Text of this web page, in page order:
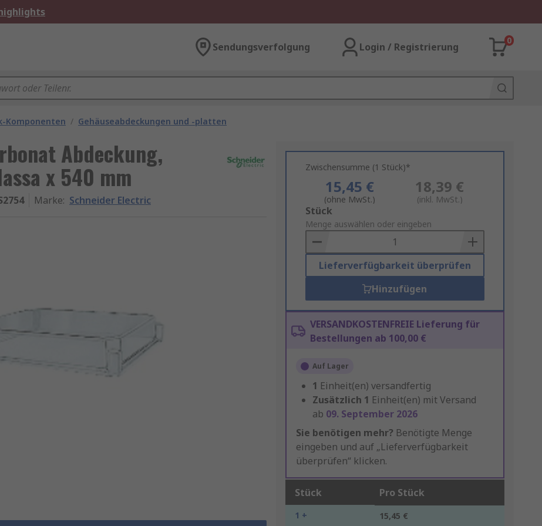
Sendungsverfolgung Login / Registrierung
0
Komponenten / Gehäuseabdeckungen und -platten
Abdeckung,
x 540 mm
Marke: Schneider Electric
Zwischensumme (1 Stück)*
15,45 €
(ohne MwSt.)
18,39 €
(inkl. MwSt.)
Add
to
Basket
Stück
Menge auswählen oder eingeben
Lieferverfügbarkeit überprüfen
Hinzufügen
VERSANDKOSTENFREIE Lieferung für
Bestellungen ab 100,00 €
Auf Lager
1 Einheit(en) versandfertig
Zusätzlich 1 Einheit(en) mit Versand
ab 09. September 2026
Sie benötigen mehr? Benötigte Menge
eingeben und auf „Lieferverfügbarkeit
überprüfen“ klicken.
Stück Pro Stück
1 + 15,45 €